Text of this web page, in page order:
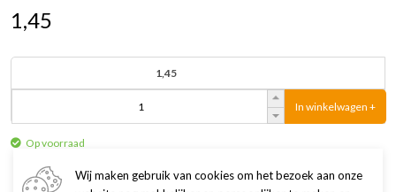
1,45
1,45
In winkelwagen +
Op voorraad
Wij maken gebruik van cookies om het bezoek aan onze